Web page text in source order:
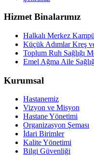
Hizmet Binalarımız
Halkalı Merkez
Küçük Adımlar Kreş
Toplum Ruh Sağlığı
Emel Ağma Aile
Kurumsal
Hastanemiz
Vizyon ve Misyon
Hastane Yönetimi
Organizasyon Şeması
İdari Birimler
Kalite Yönetimi
Bilgi Güvenliği